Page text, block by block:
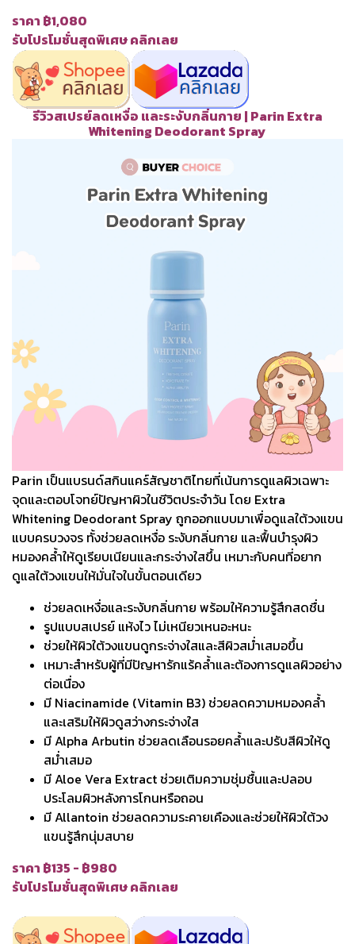
ราคา ฿1,080
รับโปรโมชั่นสุดพิเศษ คลิกเลย
รีวิวสเปรย์ลดเหงื่อ และระงับกลิ่นกาย | Parin Extra
Whitening Deodorant Spray
Parin เป็นแบรนด์สกินแคร์สัญชาติไทยที่เน้นการดูแลผิวเฉพาะ
จุดและตอบโจทย์ปัญหาผิวในชีวิตประจำวัน โดย Extra
Whitening Deodorant Spray ถูกออกแบบมาเพื่อดูแลใต้วงแขน
แบบครบวงจร ทั้งช่วยลดเหงื่อ ระงับกลิ่นกาย และฟื้นบำรุงผิว
หมองคล้ำให้ดูเรียบเนียนและกระจ่างใสขึ้น เหมาะกับคนที่อยาก
ดูแลใต้วงแขนให้มั่นใจในขั้นตอนเดียว
ช่วยลดเหงื่อและระงับกลิ่นกาย พร้อมให้ความรู้สึกสดชื่น
รูปแบบสเปรย์ แห้งไว ไม่เหนียวเหนอะหนะ
ช่วยให้ผิวใต้วงแขนดูกระจ่างใสและสีผิวสม่ำเสมอขึ้น
เหมาะสำหรับผู้ที่มีปัญหารักแร้คล้ำและต้องการดูแลผิวอย่าง
ต่อเนื่อง
มี Niacinamide (Vitamin B3) ช่วยลดความหมองคล้ำ
และเสริมให้ผิวดูสว่างกระจ่างใส
มี Alpha Arbutin ช่วยลดเลือนรอยคล้ำและปรับสีผิวให้ดู
สม่ำเสมอ
มี Aloe Vera Extract ช่วยเติมความชุ่มชื้นและปลอบ
ประโลมผิวหลังการโกนหรือถอน
มี Allantoin ช่วยลดความระคายเคืองและช่วยให้ผิวใต้วง
แขนรู้สึกนุ่มสบาย
ราคา ฿135 - ฿980
รับโปรโมชั่นสุดพิเศษ คลิกเลย